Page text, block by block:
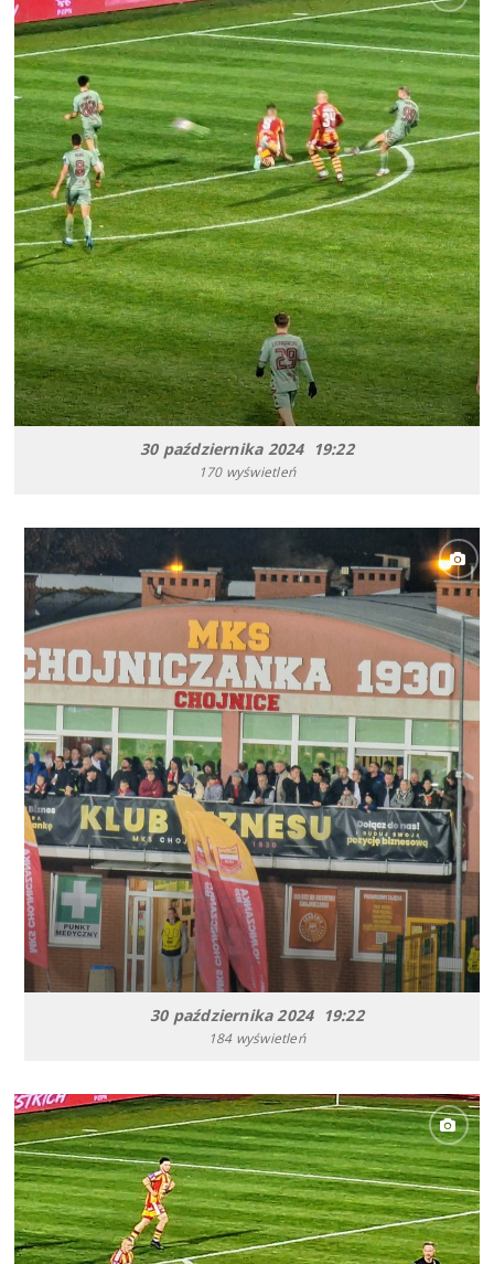
30 października 2024 19:22
170 wyświetleń
30 października 2024 19:22
184 wyświetleń